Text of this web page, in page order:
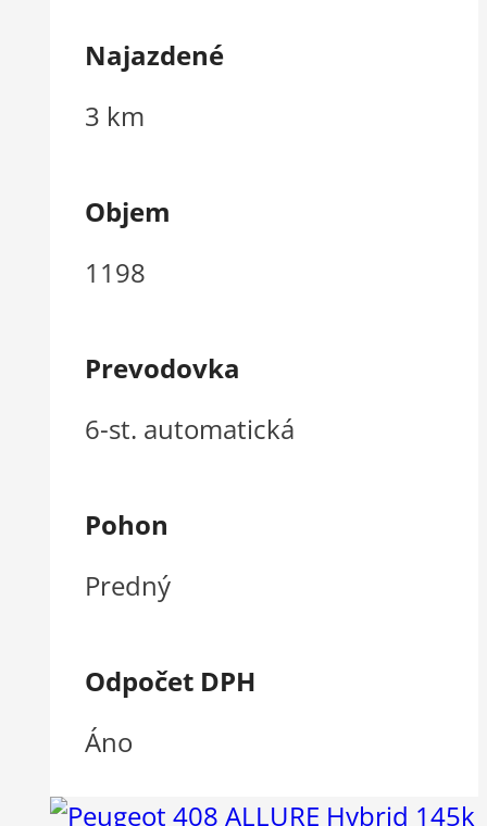
Najazdené
3 km
Objem
1198
Prevodovka
6-st. automatická
Pohon
Predný
Odpočet DPH
Áno